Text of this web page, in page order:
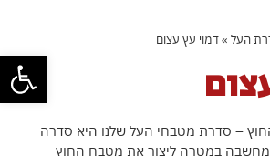
פתח
העל »דמוי עץ עצום
– סדרת מטבחי העל שלנו היא סדרה
במטרה ליצור את מטבח החוץ